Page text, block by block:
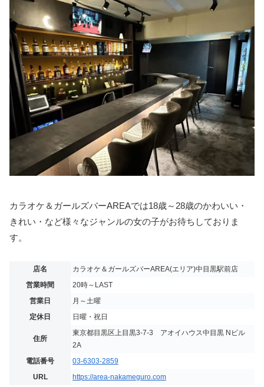
カラオケ＆ガールズバーAREAでは18歳～28歳のかわいい・
きれい・など様々なジャンルの女の子がお待ちしておりま
す。
店名
カラオケ＆ガールズバーAREA(エリア)中目黒駅前店
営業時間
20時～LAST
営業日
月～土曜
定休日
日曜・祝日
住所
東京都目黒区上目黒3-7-3 アオイハウス中目黒 Nビル
2A
電話番号
03-6303-2859
URL
https://area-nakameguro.com